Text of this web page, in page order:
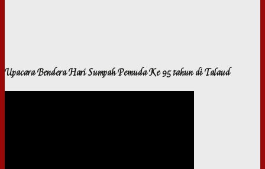
Upacara Bendera Hari Sumpah Pemuda Ke 95 tahun di Talaud